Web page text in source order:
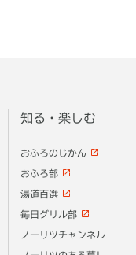
知る・楽しむ
おふろのじかん
おふろ部
湯道百選
毎日グリル部
ノーリツチャンネル